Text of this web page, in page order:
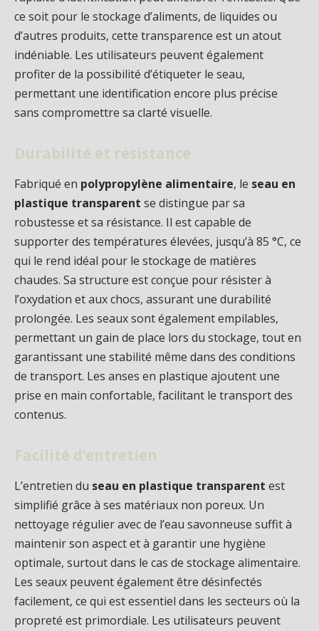
ce soit pour le stockage d’aliments, de liquides ou
d’autres produits, cette transparence est un atout
indéniable. Les utilisateurs peuvent également
profiter de la possibilité d’étiqueter le seau,
permettant une identification encore plus précise
sans compromettre sa clarté visuelle.
Durabilité et résistance
Fabriqué en polypropylène alimentaire, le seau en
plastique transparent se distingue par sa
robustesse et sa résistance. Il est capable de
supporter des températures élevées, jusqu’à 85 °C, ce
qui le rend idéal pour le stockage de matières
chaudes. Sa structure est conçue pour résister à
l’oxydation et aux chocs, assurant une durabilité
prolongée. Les seaux sont également empilables,
permettant un gain de place lors du stockage, tout en
garantissant une stabilité même dans des conditions
de transport. Les anses en plastique ajoutent une
prise en main confortable, facilitant le transport des
contenus.
Facilité d’entretien
L’entretien du seau en plastique transparent est
simplifié grâce à ses matériaux non poreux. Un
nettoyage régulier avec de l’eau savonneuse suffit à
maintenir son aspect et à garantir une hygiène
optimale, surtout dans le cas de stockage alimentaire.
Les seaux peuvent également être désinfectés
facilement, ce qui est essentiel dans les secteurs où la
propreté est primordiale. Les utilisateurs peuvent